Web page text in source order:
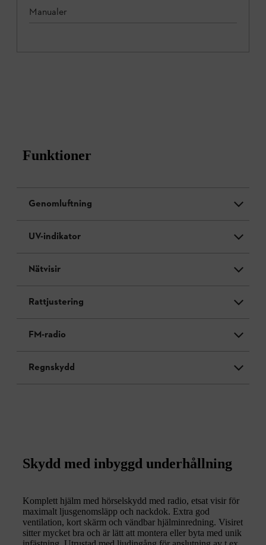
Manualer
Funktioner
Genomluftning
UV-indikator
Nätvisir
Rattjustering
FM-radio
Regnskydd
Skydd med inbyggd underhållning
Komplett hjälm med hörselskydd med radio, etsat visir för
maximalt ljusgenomsläpp och nackdok. Extra god
ventilation, kort skärm och vändbar hjälminredning. Visiret
sitter mycket bra och är lätt att montera eller byta med unik